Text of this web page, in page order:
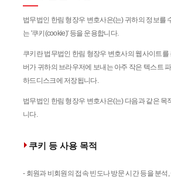
법무법인 한림 형장우 변호사은(는) 귀하의 정보를
는 '쿠키(cookie)' 등을 운용합니다.
쿠키란 법무법인 한림 형장우 변호사의 웹사이트를
버가 귀하의 브라우저에 보내는 아주 작은 텍스트
하드디스크에 저장됩니다.
법무법인 한림 형장우 변호사은(는) 다음과 같은 목
니다.
쿠키 등 사용 목적
- 회원과 비회원의 접속 빈도나 방문 시간 등을 분석